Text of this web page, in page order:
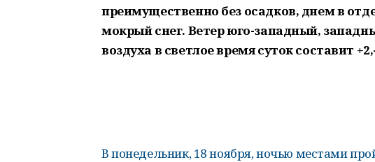
преимущественно без осадков, днем в
мокрый снег. Ветер юго-западный,
воздуха в светлое время суток составит
В понедельник, 18 ноября, ночью местами